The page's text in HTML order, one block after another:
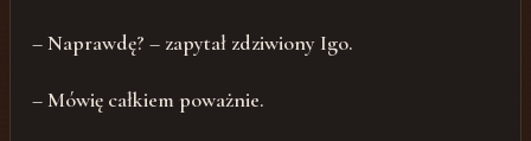
– Naprawdę? – zapytał zdziwiony Igo.
– Mówię całkiem poważnie.